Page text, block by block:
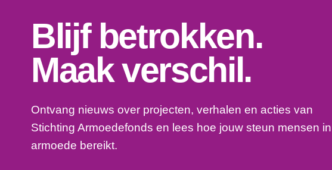
Blijf betrokken.
Maak verschil.
Ontvang nieuws over projecten, verhalen en acties van
Stichting Armoedefonds en lees hoe jouw steun mensen in
armoede bereikt.